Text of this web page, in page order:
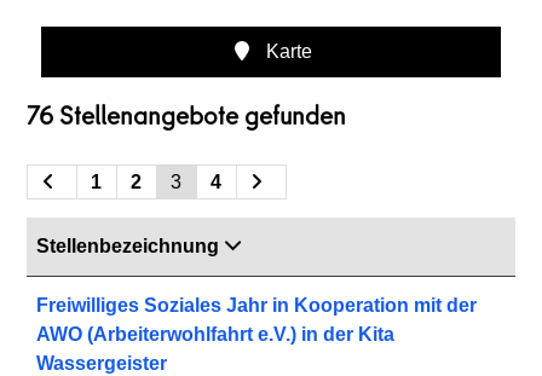
Karte
76 Stellenangebote gefunden
1 2 3 4
Stellenbezeichnung
Freiwilliges Soziales Jahr in Kooperation mit der
AWO (Arbeiterwohlfahrt e.V.) in der Kita
Wassergeister